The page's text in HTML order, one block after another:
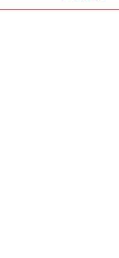
Raythink燧石技术：